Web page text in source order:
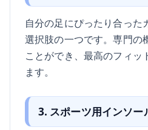
自分の足にぴったり合った
選択肢の一つです。専門の
ことができ、最高のフィッ
ます。
3. スポーツ用インソー